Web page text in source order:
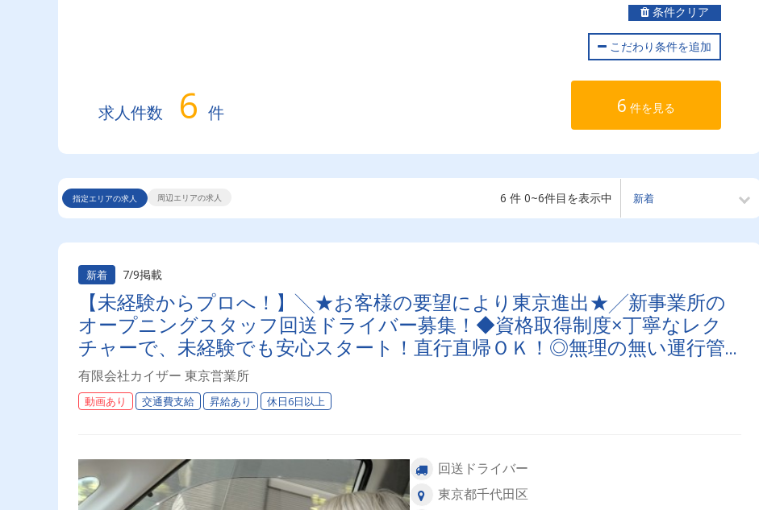
条件クリア
こだわり条件を追加
求人件数 6 件 6 件を見る
指定エリアの求人 周辺エリアの求人 6 件 0~6件目を表示中
新着 7/9掲載
【未経験からプロへ！】╲★お客様の要望により東京進出★╱新事業所の
オープニングスタッフ回送ドライバー募集！◆資格取得制度×丁寧なレク
チャーで、未経験でも安心スタート！直行直帰ＯＫ！◎無理の無い運行管
理で、働きやすさ抜群！
有限会社カイザー 東京営業所
動画あり 交通費支給 昇給あり 休日6日以上
回送ドライバー
東京都千代田区